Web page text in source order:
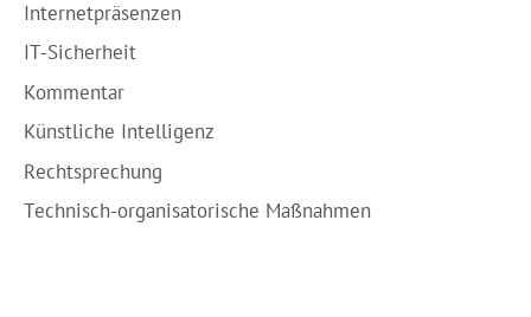
Internetpräsenzen
IT-Sicherheit
Kommentar
Künstliche Intelligenz
Rechtsprechung
Technisch-organisatorische Maßnahmen